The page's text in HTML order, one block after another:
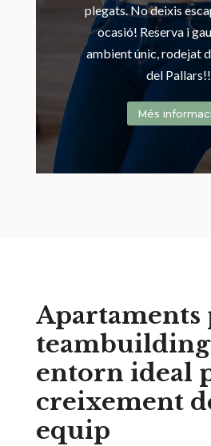
plegats. No deixis
ocasió! Reserva i
ambient únic, rodejat
del Pallars!!
Més
Apartaments
entorn ideal
creixement
equip